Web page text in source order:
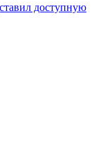
доступную